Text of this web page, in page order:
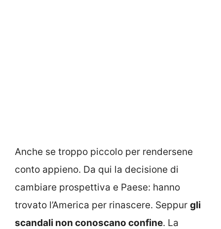
Anche se troppo piccolo per rendersene
conto appieno. Da qui la decisione di
cambiare prospettiva e Paese: hanno
trovato l’America per rinascere. Seppur gli
scandali non conoscano confine. La